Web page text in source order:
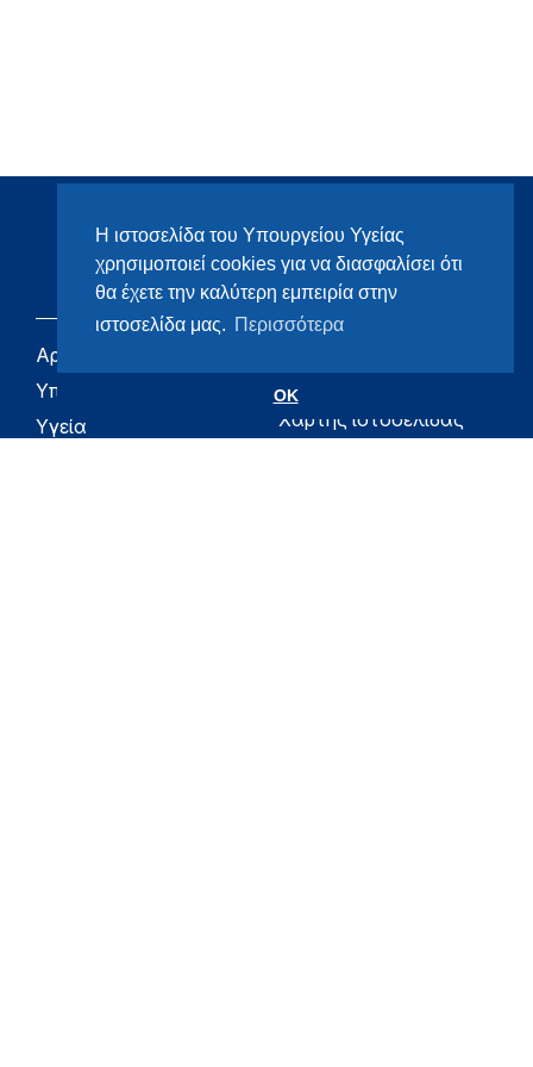
Η ιστοσελίδα του Υπουργείου Υγείας
χρησιμοποιεί cookies για να διασφαλίσει ότι
θα έχετε την καλύτερη εμπειρία στην
ιστοσελίδα μας. Περισσότερα
OK
Αρχική
Υπουργείο
Υγεία
Υγεία
Χάρτης ιστοσελίδας